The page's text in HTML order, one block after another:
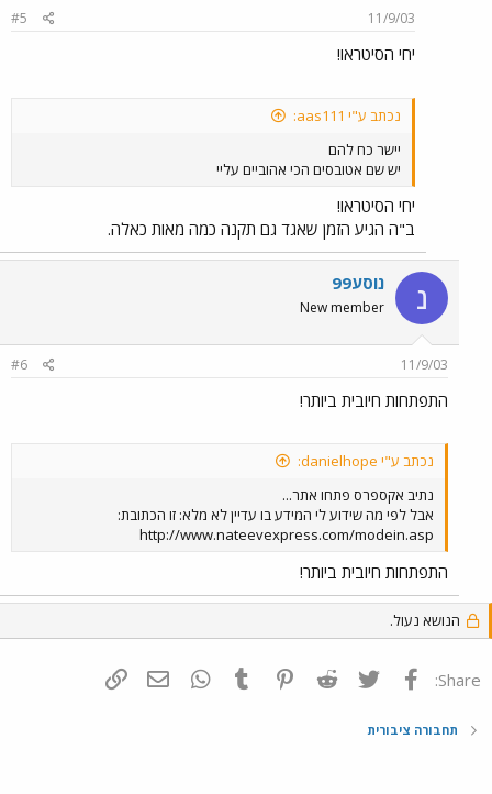
11/9/03
#5
יחי הסיטראו!
נכתב ע"י aas111:
יישר כח להם
יש שם אטובסים הכי אהוביים עליי
יחי הסיטראו!
ב"ה הגיע הזמן שאגד גם תקנה כמה מאות כאלה.
נ נוסע99
New member
11/9/03
#6
התפתחות חיובית ביותר!
נכתב ע"י danielhope:
נתיב אקספרס פתחו אתר...
אבל לפי מה שידוע לי המידע בו עדיין לא מלא: זו הכתובת:
http://www.nateevexpress.com/modein.asp
התפתחות חיובית ביותר!
הנושא נעול.
Share: פייסבוק Twitter
Reddit
Pinterest
Tumblr
WhatsAppדואר אלקטרוני
תחבורה ציבורית